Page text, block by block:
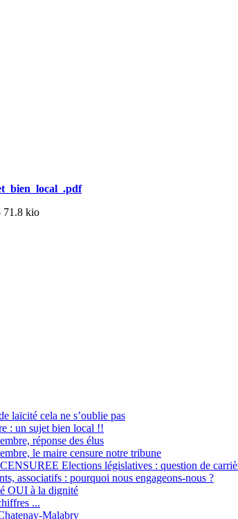
71.8 kio
laïcité cela ne s’oublie pas
: un sujet bien local !!
réponse des élus
le maire censure notre tribune
Elections législatives : question de
associatifs : pourquoi nous engageons-nous ?
OUI à la dignité
...
Malabry